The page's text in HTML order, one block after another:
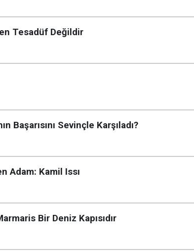
Tesadüf Değildir
Başarısını Sevinçle Karşıladı?
Adam: Kamil Issı
Bir Deniz Kapısıdır